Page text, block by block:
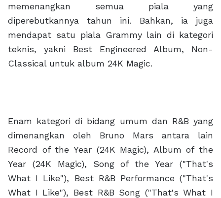
memenangkan semua piala yang
diperebutkannya tahun ini. Bahkan, ia juga
mendapat satu piala Grammy lain di kategori
teknis, yakni Best Engineered Album, Non-
Classical untuk album 24K Magic.
Enam kategori di bidang umum dan R&B yang
dimenangkan oleh Bruno Mars antara lain
Record of the Year (24K Magic), Album of the
Year (24K Magic), Song of the Year ("That's
What I Like"), Best R&B Performance ("That's
What I Like"), Best R&B Song ("That's What I